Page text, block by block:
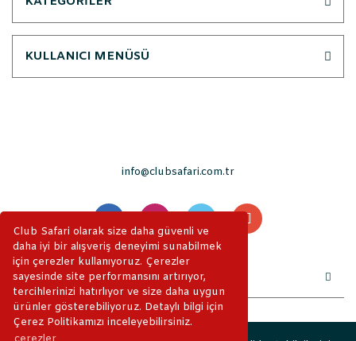
Club Safari olarak size daha güvenli ve
daha iyi bir alışveriş deneyimi sunabilmek
için çerezler kullanıyoruz. Çerezler
sayesinde site performansını artırıyor,
tercihlerinizi hatırlıyor ve size daha uygun
ürünler gösterebiliyoruz. Detaylı bilgi için
Çerez Politikamızı inceleyebilirsiniz.
KULLANICI MENÜSÜ
info@clubsafari.com.tr